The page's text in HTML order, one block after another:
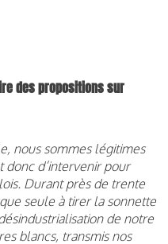
des propositions sur
nous sommes légitimes
d’intervenir pour
Durant près de trente
seule à tirer la sonnette
de notre
blancs, transmis nos